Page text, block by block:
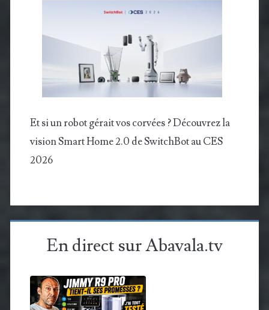
Et si un robot gérait vos corvées ? Découvrez la
vision Smart Home 2.0 de SwitchBot au CES
2026
En direct sur Abavala.tv